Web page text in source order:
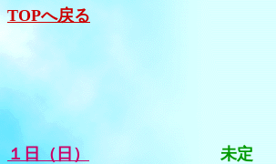
TOPへ戻る
１日（日）
未定